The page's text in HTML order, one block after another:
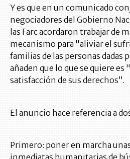
Y es que en un comunicado
negociadores del Gobierno
las Farc acordaron trabajar de
mecanismo para "aliviar el
familias de las personas dadas
añaden que lo que se quiere
satisfacción de sus derechos”.
El anuncio hace referencia a
Primero: poner en marcha
inmediatas humanitarias de